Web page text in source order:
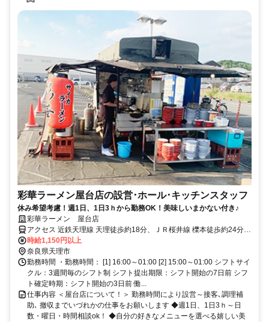
彩華ラーメン屋台店の設営･ホール･キッチンスタッフ
休み希望考慮！週1日、1日3ｈから勤務OK！美味しいまかない付き♪
彩華ラーメン 屋台店
アクセス 近鉄天理線 天理徒歩約18分、ＪＲ桜井線 櫟本徒歩約24分、
近鉄天理線 前栽徒歩約33分
時給1,150円以上
奈良県天理市
勤務時間 ・勤務時間： [1] 16:00～01:00 [2] 15:00～01:00 シフトサイ
クル：3週間毎のシフト制 シフト提出期限：シフト開始の7日前 シフ
ト確定時期：シフト開始の3日前 働...
仕事内容 ＜屋台店について！＞ 勤務時間により設営～接客､調理補
助､ 撤収までいづれかの仕事をお願いします ◆週1日、1日3ｈ～日
数・曜日・時間相談ok！ ◆自分の好きなメニューを選べる嬉しい美